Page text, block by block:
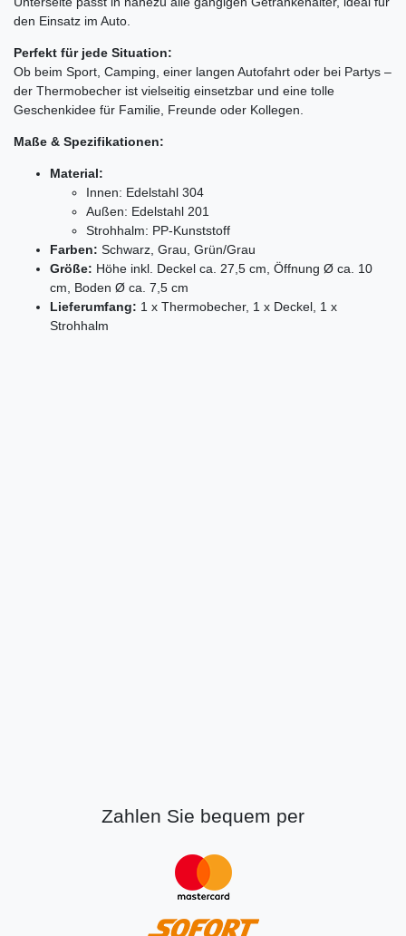
den Einsatz im Auto.
Perfekt für jede Situation:
Ob beim Sport, Camping, einer langen Autofahrt oder bei Partys –
der Thermobecher ist vielseitig einsetzbar und eine tolle
Geschenkidee für Familie, Freunde oder Kollegen.
Maße & Spezifikationen:
Material:
Innen: Edelstahl 304
Außen: Edelstahl 201
Strohhalm: PP-Kunststoff
Farben: Schwarz, Grau, Grün/Grau
Größe: Höhe inkl. Deckel ca. 27,5 cm, Öffnung Ø ca. 10
cm, Boden Ø ca. 7,5 cm
Lieferumfang: 1 x Thermobecher, 1 x Deckel, 1 x
Strohhalm
Zahlen Sie bequem per